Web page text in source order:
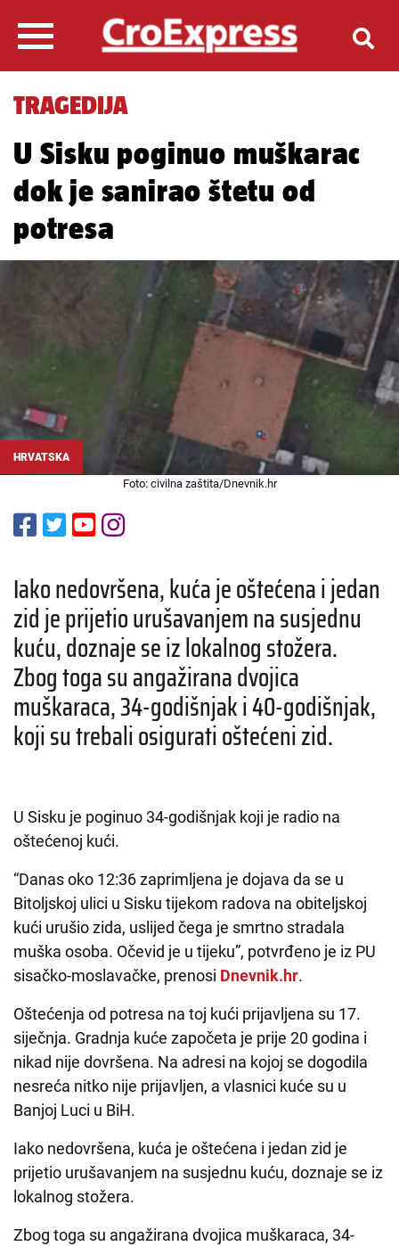
TRAGEDIJA
U Sisku poginuo muškarac
dok je sanirao štetu od
potresa
HRVATSKA
Foto: civilna zaštita/Dnevnik.hr
Iako nedovršena, kuća je oštećena i jedan
zid je prijetio urušavanjem na susjednu
kuću, doznaje se iz lokalnog stožera.
Zbog toga su angažirana dvojica
muškaraca, 34-godišnjak i 40-godišnjak,
koji su trebali osigurati oštećeni zid.
U Sisku je poginuo 34-godišnjak koji je radio na
oštećenoj kući.
“Danas oko 12:36 zaprimljena je dojava da se u
Bitoljskoj ulici u Sisku tijekom radova na obiteljskoj
kući urušio zida, uslijed čega je smrtno stradala
muška osoba. Očevid je u tijeku”, potvrđeno je iz PU
sisačko-moslavačke, prenosi Dnevnik.hr.
Oštećenja od potresa na toj kući prijavljena su 17.
siječnja. Gradnja kuće započeta je prije 20 godina i
nikad nije dovršena. Na adresi na kojoj se dogodila
nesreća nitko nije prijavljen, a vlasnici kuće su u
Banjoj Luci u BiH.
Iako nedovršena, kuća je oštećena i jedan zid je
prijetio urušavanjem na susjednu kuću, doznaje se iz
lokalnog stožera.
Zbog toga su angažirana dvojica muškaraca, 34-